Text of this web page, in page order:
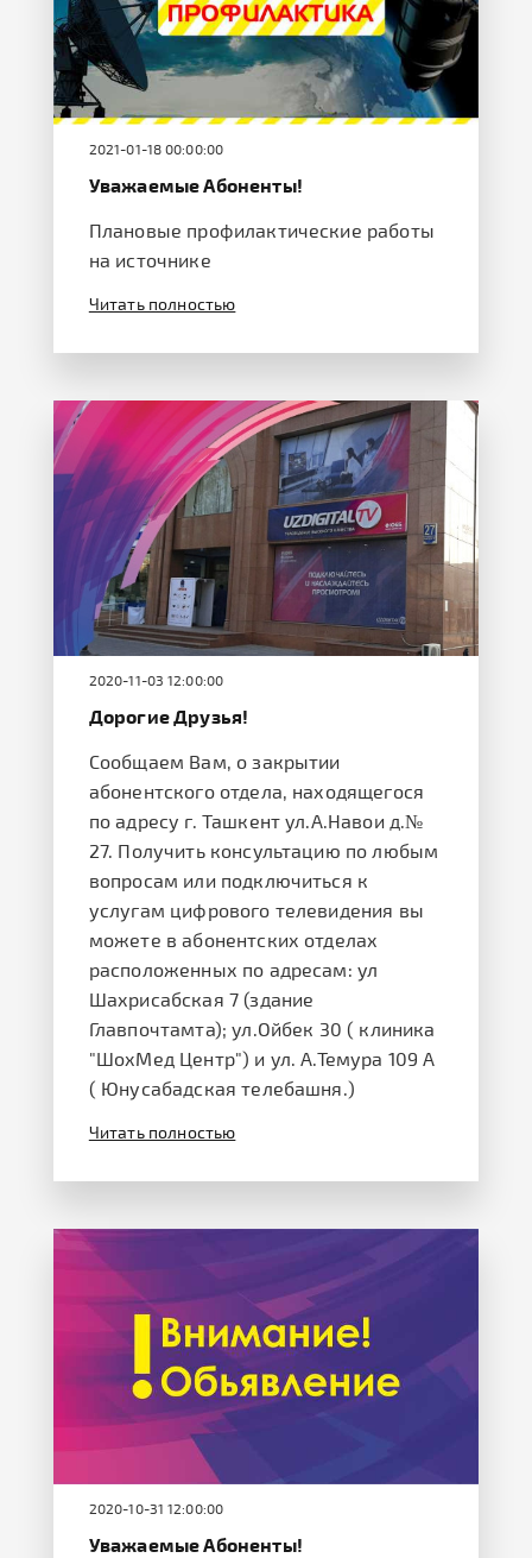
2021-01-18 00:00:00
Уважаемые Абоненты!
Плановые профилактические работы
на источнике
Читать полностью
2020-11-03 12:00:00
Дорогие Друзья!
Сообщаем Вам, о закрытии
абонентского отдела, находящегося
по адресу г. Ташкент ул.А.Навои д.№
27. Получить консультацию по любым
вопросам или подключиться к
услугам цифрового телевидения вы
можете в абонентских отделах
расположенных по адресам: ул
Шахрисабская 7 (здание
Главпочтамта); ул.Ойбек 30 ( клиника
"ШохМед Центр") и ул. А.Темура 109 А
( Юнусабадская телебашня.)
Читать полностью
2020-10-31 12:00:00
Уважаемые Абоненты!